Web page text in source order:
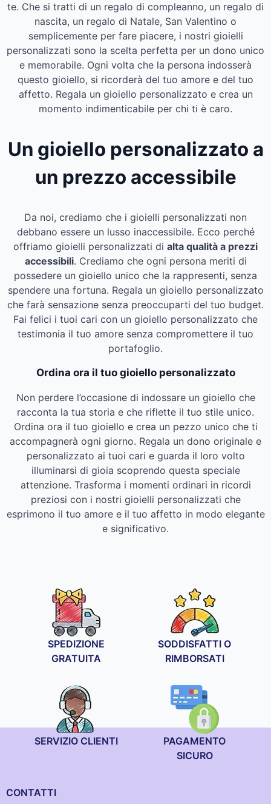
te. Che si tratti di un regalo di compleanno, un regalo di
nascita, un regalo di Natale, San Valentino o
semplicemente per fare piacere, i nostri gioielli
personalizzati sono la scelta perfetta per un dono unico
e memorabile. Ogni volta che la persona indosserà
questo gioiello, si ricorderà del tuo amore e del tuo
affetto. Regala un gioiello personalizzato e crea un
momento indimenticabile per chi ti è caro.
Un gioiello personalizzato a
un prezzo accessibile
Da noi, crediamo che i gioielli personalizzati non
debbano essere un lusso inaccessibile. Ecco perché
offriamo gioielli personalizzati di alta qualità a prezzi
accessibili. Crediamo che ogni persona meriti di
possedere un gioiello unico che la rappresenti, senza
spendere una fortuna. Regala un gioiello personalizzato
che farà sensazione senza preoccuparti del tuo budget.
Fai felici i tuoi cari con un gioiello personalizzato che
testimonia il tuo amore senza compromettere il tuo
portafoglio.
Ordina ora il tuo gioiello personalizzato
Non perdere l’occasione di indossare un gioiello che
racconta la tua storia e che riflette il tuo stile unico.
Ordina ora il tuo gioiello e crea un pezzo unico che ti
accompagnerà ogni giorno. Regala un dono originale e
personalizzato ai tuoi cari e guarda il loro volto
illuminarsi di gioia scoprendo questa speciale
attenzione. Trasforma i momenti ordinari in ricordi
preziosi con i nostri gioielli personalizzati che
esprimono il tuo amore e il tuo affetto in modo elegante
e significativo.
SPEDIZIONE
GRATUITA
SODDISFATTI O
RIMBORSATI
SERVIZIO CLIENTI
PAGAMENTO
SICURO
CONTATTI